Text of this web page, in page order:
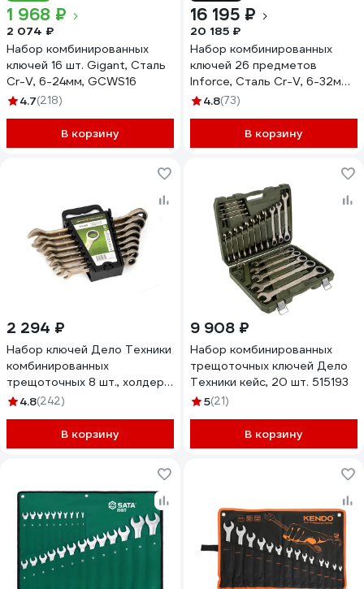
1 968 ₽
2 074 ₽
Набор комбинированных
ключей 16 шт. Gigant, Сталь
Cr-V, 6-24мм, GCWS16
4.7(218)
В корзину
16 195 ₽
20 185 ₽
Набор комбинированных
ключей 26 предметов
Inforce, Сталь Cr-V, 6-32мм,
06-05-32
4.8(73)
В корзину
2 294 ₽
Набор ключей Дело Техники
комбинированных
трещоточных 8 шт., холдер
515080
4.8(242)
В корзину
9 908 ₽
Набор комбинированных
трещоточных ключей Дело
Техники кейс, 20 шт. 515193
5(21)
В корзину